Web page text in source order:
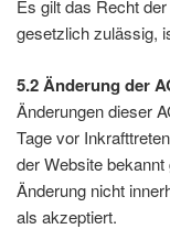
Es gilt das Recht
gesetzlich zulässig,
5.2 Änderung der
Änderungen dieser
Tage vor
der Website
Änderung nicht
als akzeptiert.